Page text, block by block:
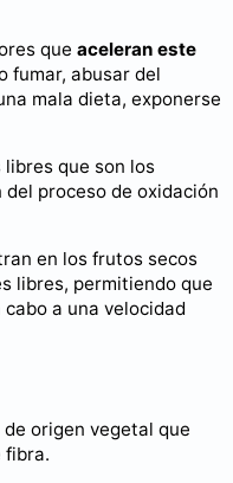
que aceleran este
fumar, abusar del
mala dieta, exponerse
que son los
proceso de oxidación
en los frutos secos
libres, permitiendo que
a una velocidad
origen vegetal que
fibra.